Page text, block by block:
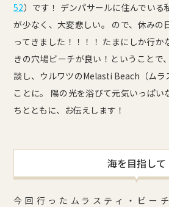
52）です！ デンパサールに住んでいる
が少なく、大変悲しい。 ので、休みの
ってきました！！！！ たまにしか行か
きの穴場ビーチが良い！ということで
談し、ウルワツのMelasti Beach（ムラ
ことに。 陽の光を浴びて元気いっぱい
ちとともに、お伝えします！
海を目指して
今回行ったムラスティ・ビー